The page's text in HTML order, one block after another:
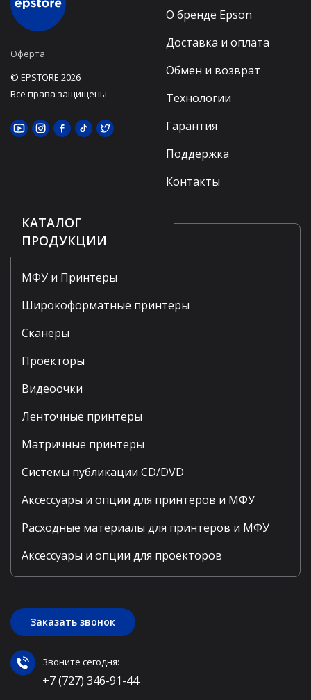
Оферта
© EPSTORE 2026
Все права защищены
О бренде Epson
Доставка и оплата
Обмен и возврат
Технологии
Гарантия
Поддержка
Контакты
КАТАЛОГ
ПРОДУКЦИИ
МФУ и Принтеры
Широкоформатные принтеры
Сканеры
Проекторы
Видеоочки
Ленточные принтеры
Матричные принтеры
Системы публикации CD/DVD
Аксессуары и опции для принтеров и МФУ
Расходные материалы для принтеров и МФУ
Аксессуары и опции для проекторов
Заказать звонок
Звоните сегодня:
+7 (727) 346-91-44